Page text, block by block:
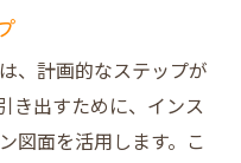
効果
を与える技法
ザイン利用法
調査報告書の重要
、計画的なステップが
き出すために、インス
図面を活用します。こ